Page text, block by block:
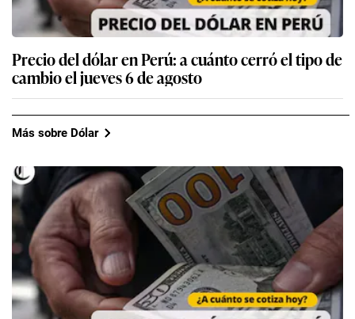
Precio del dólar en Perú: a cuánto cerró el tipo de
cambio el jueves 6 de agosto
Más sobre Dólar